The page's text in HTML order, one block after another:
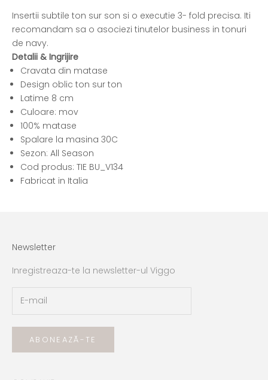
Insertii subtile ton sur son si o executie 3- fold precisa. Iti
recomandam sa o asociezi tinutelor business in tonuri
de navy.
Detalii & Ingrijire
Cravata din matase
Design oblic ton sur ton
Latime 8 cm
Culoare: mov
100% matase
Spalare la masina 30C
Sezon: All Season
Cod produs: TIE BU_V134
Fabricat in Italia
Newsletter
Inregistreaza-te la newsletter-ul Viggo
ABONEAZĂ-TE